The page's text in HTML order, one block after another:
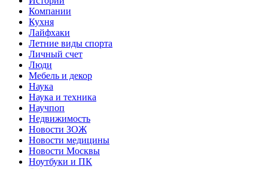
Компании
Кухня
Лайфхаки
Летние виды спорта
Личный счет
Люди
Мебель и декор
Наука
Наука и техника
Научпоп
Недвижимость
Новости ЗОЖ
Новости медицины
Новости Москвы
Ноутбуки и ПК